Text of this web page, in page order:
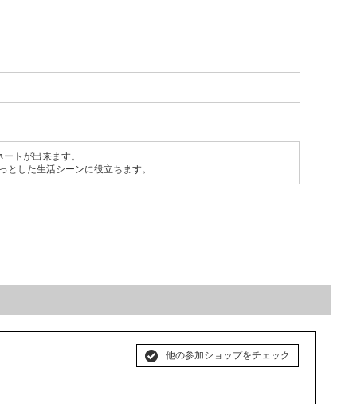
トが出来ます。
した生活シーンに役立ちます。
他の参加ショップをチェック